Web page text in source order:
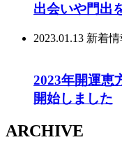
出会いや門出
2023.01.13 新着情
2023年開運恵
開始しました
ARCHIVE